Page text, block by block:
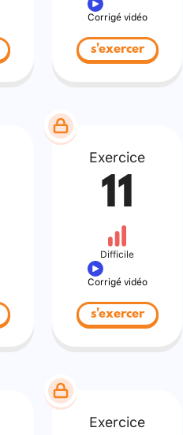
Corrigé vidéo
s'exercer
Exercice
11
Difficile
Corrigé vidéo
s'exercer
Exercice